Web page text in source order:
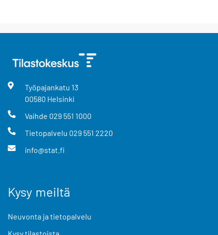
Työpajankatu 13
00580 Helsinki
Vaihde 029 551 1000
Tietopalvelu 029 551 2220
info@stat.fi
Kysy meiltä
Neuvonta ja tietopalvelu